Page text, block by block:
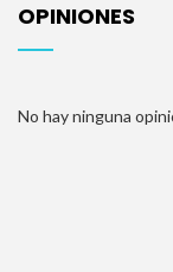
OPINIONES
No hay ninguna